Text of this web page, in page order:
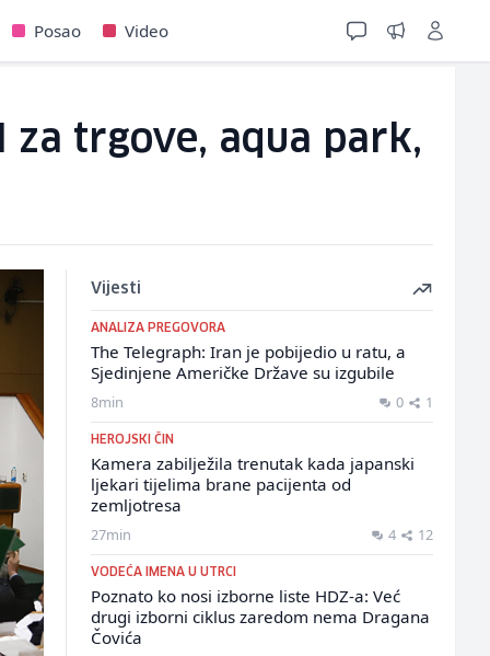
Posao Video
za trgove, aqua park,
Vijesti
ANALIZA PREGOVORA
The Telegraph: Iran je pobijedio u ratu, a
Sjedinjene Američke Države su izgubile
8min 0 1
HEROJSKI ČIN
Kamera zabilježila trenutak kada japanski
ljekari tijelima brane pacijenta od
zemljotresa
27min 4 12
VODEĆA IMENA U UTRCI
Poznato ko nosi izborne liste HDZ-a: Već
drugi izborni ciklus zaredom nema Dragana
Čovića